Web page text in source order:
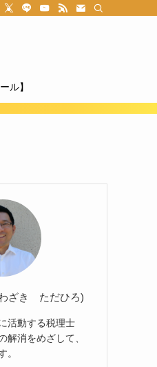
ル】
ざき ただひろ)
活動する税理士
解消をめざして、
。